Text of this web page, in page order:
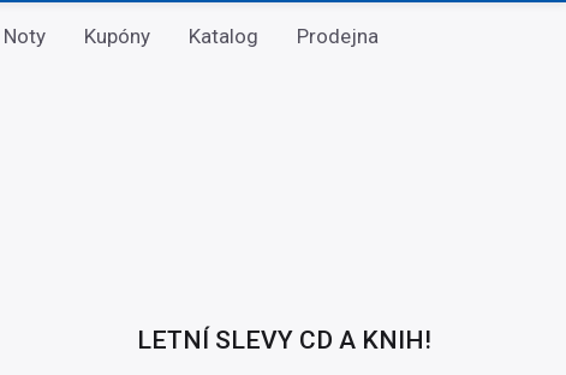
Noty Kupóny Katalog Prodejna
LETNÍ SLEVY CD A KNIH!